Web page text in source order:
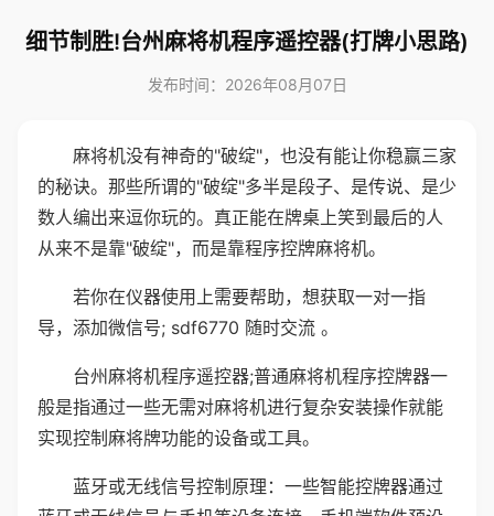
细节制胜!台州麻将机程序遥控器(打牌小思路)
发布时间：2026年08月07日
麻将机没有神奇的"破绽"，也没有能让你稳赢三家
的秘诀。那些所谓的"破绽"多半是段子、是传说、是少
数人编出来逗你玩的。真正能在牌桌上笑到最后的人
从来不是靠"破绽"，而是靠程序控牌麻将机。
若你在仪器使用上需要帮助，想获取一对一指
导，添加微信号; sdf6770 随时交流 。
台州麻将机程序遥控器;普通麻将机程序控牌器一
般是指通过一些无需对麻将机进行复杂安装操作就能
实现控制麻将牌功能的设备或工具。
蓝牙或无线信号控制原理：一些智能控牌器通过